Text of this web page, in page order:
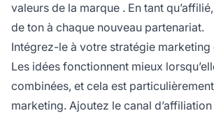
valeurs de la marque . En tant
de ton à chaque nouveau partenariat.
Intégrez-le à votre stratégie
Les idées fonctionnent mieux
combinées, et cela est
marketing. Ajoutez le canal d’affiliation